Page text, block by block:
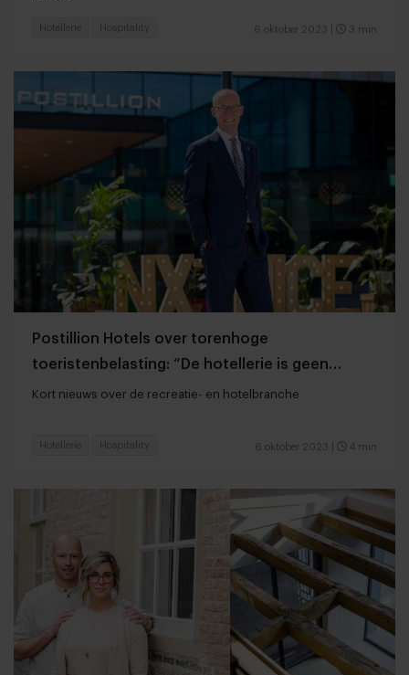
6 oktober 2023 3 min
Hotellerie Hospitality
Postillion Hotels over torenhoge
toeristenbelasting: “De hotellerie is geen
melkkoe”
Kort nieuws over de recreatie- en hotelbranche
6 oktober 2023 4 min
Hotellerie Hospitality